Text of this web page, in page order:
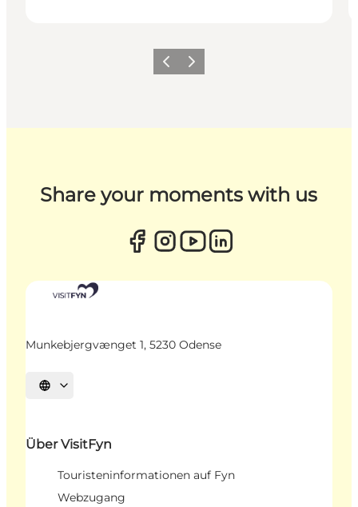
ZurückWeiter
Share your moments with us
Munkebjergvænget 1, 5230 Odense
Sprache auswählen
Über VisitFyn
Touristeninformationen auf Fyn
Webzugang